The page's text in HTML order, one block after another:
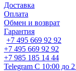
Доставка
Оплата
Обмен и возврат
Гарантия
+7 495 669 92 92
+7 495 669 92 92
+7 985 185 14 44
Telegram С 10:00 до